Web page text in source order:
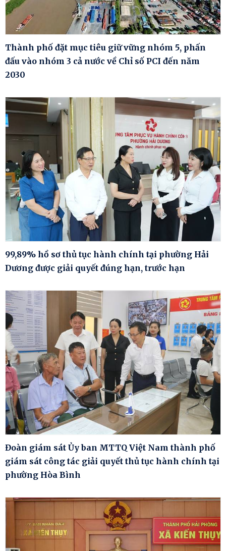
Thành phố đặt mục tiêu giữ vững nhóm 5, phấn
đấu vào nhóm 3 cả nước về Chỉ số PCI đến năm
2030
99,89% hồ sơ thủ tục hành chính tại phường Hải
Dương được giải quyết đúng hạn, trước hạn
Đoàn giám sát Ủy ban MTTQ Việt Nam thành phố
giám sát công tác giải quyết thủ tục hành chính tại
phường Hòa Bình